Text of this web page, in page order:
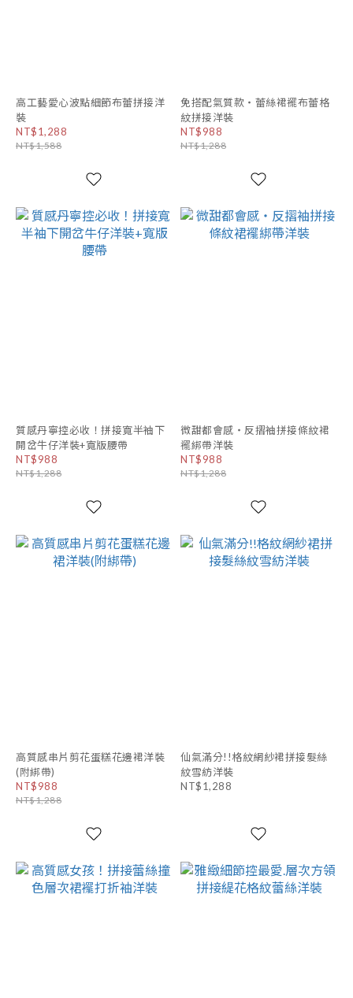
高工藝愛心波點細節布蕾拼接洋
裝
NT$1,288
NT$1,588
免搭配氣質款・蕾絲裙襬布蕾格
紋拼接洋裝
NT$988
NT$1,288
質感丹寧控必收！拼接寬半袖下
開岔牛仔洋裝+寬版腰帶
NT$988
NT$1,288
微甜都會感・反摺袖拼接條紋裙
襬綁帶洋裝
NT$988
NT$1,288
高質感串片剪花蛋糕花邊裙洋裝
(附綁帶)
NT$988
NT$1,288
仙氣滿分!!格紋網紗裙拼接髮絲
紋雪紡洋裝
NT$1,288